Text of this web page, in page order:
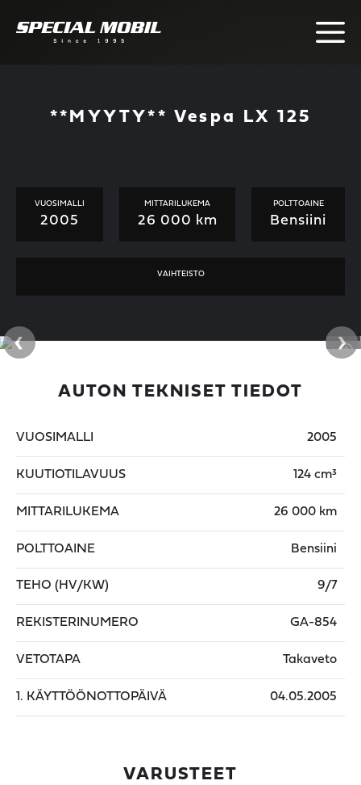
**MYYTY** Vespa LX 125
VUOSIMALLI
2005
MITTARILUKEMA
26 000 km
POLTTOAINE
Bensiini
VAIHTEISTO
‹ ›
AUTON TEKNISET TIEDOT
VUOSIMALLI 2005
KUUTIOTILAVUUS 124 cm³
MITTARILUKEMA 26 000 km
POLTTOAINE Bensiini
TEHO (HV/KW) 9/7
REKISTERINUMERO GA-854
VETOTAPA Takaveto
1. KÄYTTÖÖNOTTOPÄIVÄ 04.05.2005
VARUSTEET